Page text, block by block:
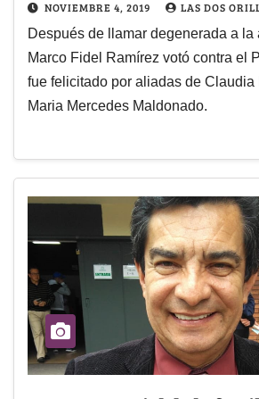
NOVIEMBRE 4, 2019 LAS DOS
Después de llamar degenerada a la
Marco Fidel Ramírez votó contra el
fue felicitado por aliadas de Claudia
Maria Mercedes Maldonado.